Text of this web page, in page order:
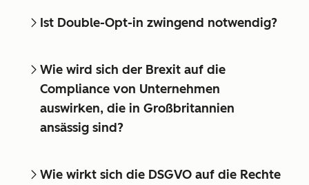
Ist Double-Opt-in zwingend notwendig?
Wie wird sich der Brexit auf die
Compliance von Unternehmen
auswirken, die in Großbritannien
ansässig sind?
Wie wirkt sich die DSGVO auf die Rechte